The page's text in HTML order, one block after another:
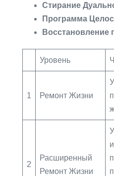
Стирание
Программа
Восстановление
Уровень
1 Ремонт Жизни
2
Расширенный
Ремонт Жизни